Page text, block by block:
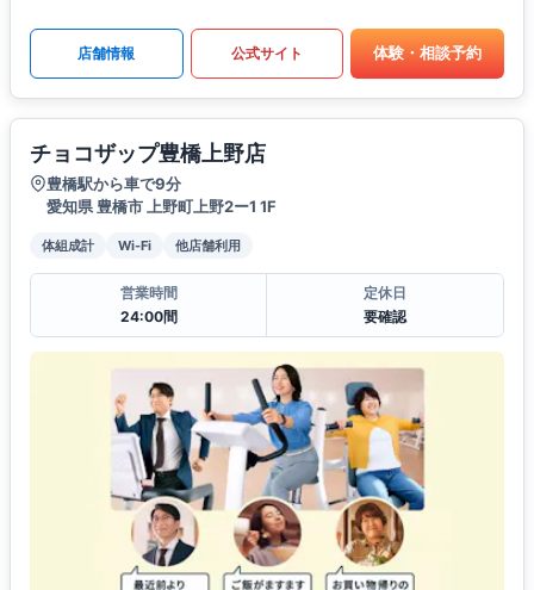
店舗情報 公式サイト 体験・相談予約
チョコザップ豊橋上野店
豊橋駅から車で9分
愛知県 豊橋市 上野町上野2ー1 1F
体組成計 Wi-Fi 他店舗利用
営業時間
24:00間
定休日
要確認